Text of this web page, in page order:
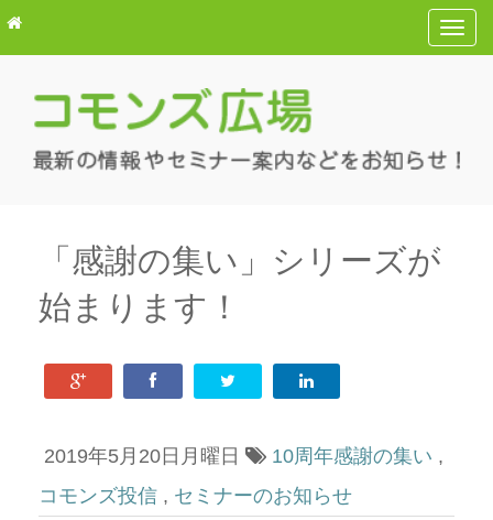
T
o
e
「感謝の集い」シリーズが
始まります！
2019年5月20日月曜日 10周年感謝の集い ,
コモンズ投信 , セミナーのお知らせ